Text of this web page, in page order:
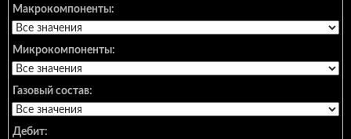
Макрокомпоненты:
Микрокомпоненты:
Газовый состав:
Дебит: